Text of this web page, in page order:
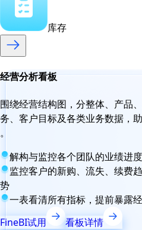
库存
经营分析看板
围绕经营结构图，分整体、产品
务、客户目标及各类业务数据，
。
解构与监控各个团队的业绩进
监控客户的新购、流失、续费
势
一表看清所有指标，提前暴露
FineBI试用
看板详情